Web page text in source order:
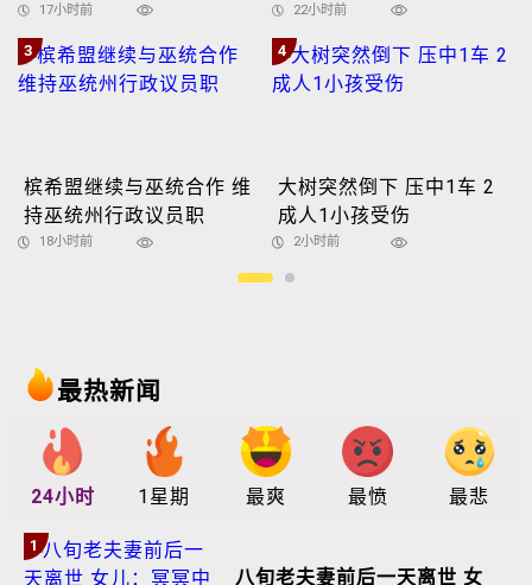
17小时前 22小时前
3
槟希盟继续与巫统合作 维
持巫统州行政议员职
18小时前
4
大树突然倒下 压中1车 2
成人1小孩受伤
2小时前
最热新闻
24小时 1星期 最爽 最愤 最悲
1
八旬老夫妻前后一天离世 女